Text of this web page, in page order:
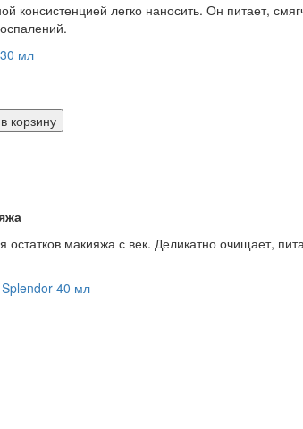
консистенцией легко наносить. Он питает,
мл
корзину
макияжа с век. Деликатно очищает,
40 мл